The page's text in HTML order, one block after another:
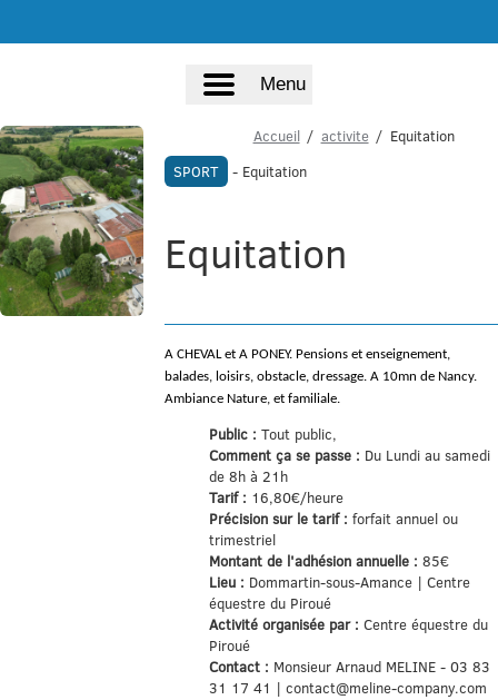
Menu
Accueil activite
Equitation
SPORT
- Equitation
Equitation
A CHEVAL et A PONEY. Pensions et enseignement,
balades, loisirs, obstacle, dressage. A 10mn de Nancy.
Ambiance Nature, et familiale.
Public :Tout public,
Comment ça se passe : Du Lundi au samedi
de 8h à 21h
Tarif : 16,80€/heure
Précision sur le tarif :forfait annuel ou
trimestriel
Montant de l'adhésion annuelle :85€
Lieu : Dommartin-sous-Amance | Centre
équestre du Piroué
Activité organisée par :Centre équestre du
Piroué
Contact : Monsieur Arnaud MELINE - 03 83
31 17 41 | contact@meline-company.com